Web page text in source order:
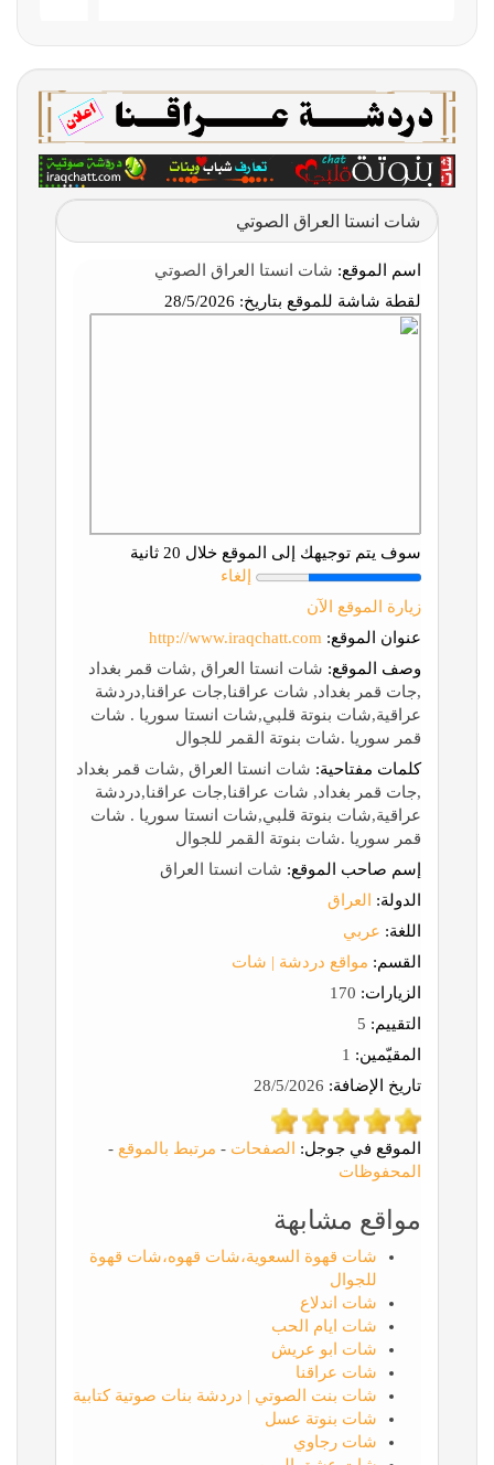
شات انستا العراق الصوتي
اسم الموقع: شات انستا العراق الصوتي
لقطة شاشة للموقع بتاريخ:
سوف يتم توجيهك إلى الموقع خلال 20 ثانية
إلغاء
زيارة الموقع الآن
عنوان الموقع: http://www.iraqchatt.com
وصف الموقع: شات انستا العراق ,شات قمر بغداد
,جات قمر بغداد, شات عراقنا,جات عراقنا,دردشة
عراقية,شات بنوتة قلبي,شات انستا سوريا . شات
قمر سوريا .شات بنوتة القمر للجوال
كلمات مفتاحية: شات انستا العراق ,شات قمر بغداد
,جات قمر بغداد, شات عراقنا,جات عراقنا,دردشة
عراقية,شات بنوتة قلبي,شات انستا سوريا . شات
قمر سوريا .شات بنوتة القمر للجوال
إسم صاحب الموقع: شات انستا العراق
الدولة:
العراق
اللغة: عربي
القسم: مواقع دردشة | شات
الزيارات:
التقييم:
المقيّمين:
تاريخ الإضافة:
الموقع في جوجل: الصفحات - مرتبط بالموقع -
المحفوظات
مواقع مشابهة
شات قهوة السعوية،شات قهوه،شات قهوة
للجوال
شات اندلاع
شات ايام الحب
شات ابو عريش
شات عراقنا
شات بنت الصوتي | دردشة بنات صوتية كتابية
شات بنوتة عسل
شات رجاوي